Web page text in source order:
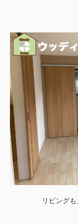
リビング